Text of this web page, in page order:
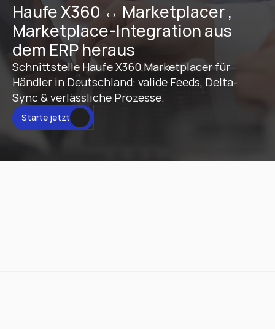
Haufe X360 ↔ Marketplacer ,
Marketplace-Integration aus
dem ERP heraus
Schnittstelle Haufe X360,Marketplacer für
Händler in Deutschland: valide Feeds, Delta-
Sync & verlässliche Prozesse.
Starte jetzt